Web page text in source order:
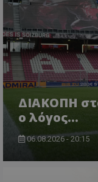
ΔΙΑΚΟΠΗ
ο λόγος...
06.08.2026 - 20:15